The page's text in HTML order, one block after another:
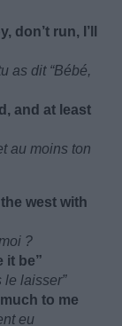
don’t run, I’ll
as dit “Bébé,
and at least
au moins ton
west with
?
it be”
le laisser”
to me
eu